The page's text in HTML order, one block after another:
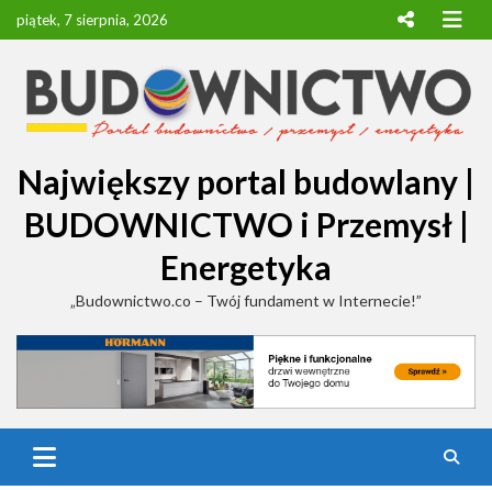
Skippiątek, 7 sierpnia, 2026
Największy portal budowlany |
BUDOWNICTWO i Przemysł |
Energetyka
„Budownictwo.co – Twój fundament w Internecie!”